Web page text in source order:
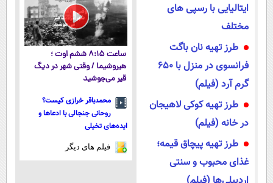
ایتالیایی با رسپی های
مختلف
طرز تهیه نان باگت
فرانسوی در منزل با ۶۵۰
گرم آرد (فیلم)
طرز تهیه کوکی لاهیجان
در خانه (فیلم)
طرز تهیه پیچاق قیمه؛
غذای محبوب و سنتی
ساعت ۸:۱۵ ششم اوت ؛
هیروشیما / وقتی شهر در دیگ
قیر می‌جوشید
محمدباقر خرازی کیست؟
روحانی جنجالی با ادعاها و
ایده‌های تخیلی
فیلم های دیگر